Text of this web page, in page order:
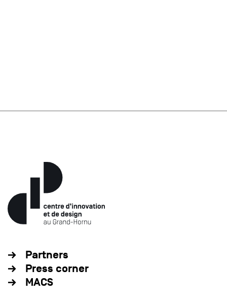
Partners
Press corner
MACS